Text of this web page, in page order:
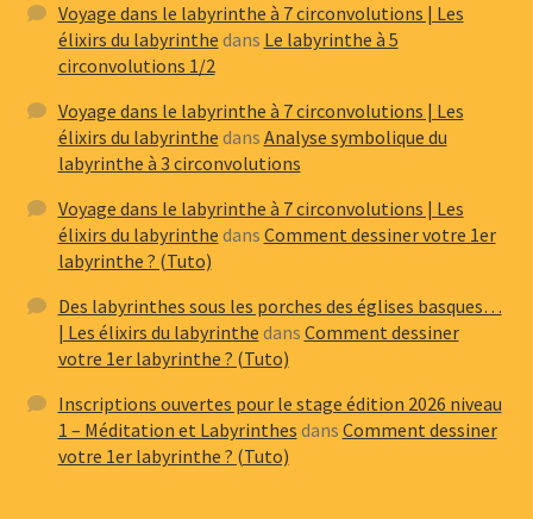
Voyage dans le labyrinthe à 7 circonvolutions | Les
élixirs du labyrinthe dans Le labyrinthe à 5
circonvolutions 1/2
Voyage dans le labyrinthe à 7 circonvolutions | Les
élixirs du labyrinthe dans Analyse symbolique du
labyrinthe à 3 circonvolutions
Voyage dans le labyrinthe à 7 circonvolutions | Les
élixirs du labyrinthe dans Comment dessiner votre 1er
labyrinthe ? (Tuto)
Des labyrinthes sous les porches des églises basques…
| Les élixirs du labyrinthe dans Comment dessiner
votre 1er labyrinthe ? (Tuto)
Inscriptions ouvertes pour le stage édition 2026 niveau
1 – Méditation et Labyrinthes dans Comment dessiner
votre 1er labyrinthe ? (Tuto)